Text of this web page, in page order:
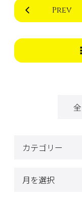
Prev